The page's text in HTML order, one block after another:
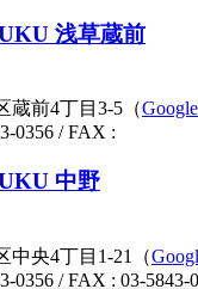
浅草蔵前
蔵前4丁目3-5（
0356 / FAX :
中野
中央4丁目1-21（
0356 / FAX : 03-5843-